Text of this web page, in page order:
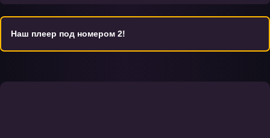
Наш плеер под номером 2!